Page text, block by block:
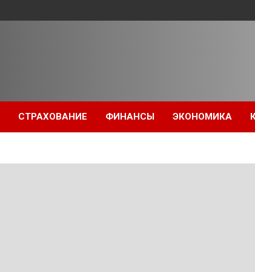
СТРАХОВАНИЕ ФИНАНСЫ ЭКОНОМИКА